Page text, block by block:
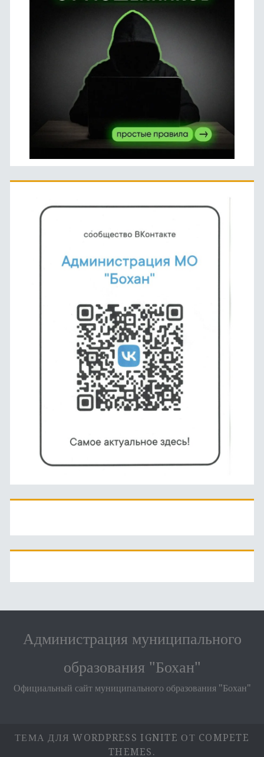
Администрация муниципального
образования "Бохан"
Официальный сайт муниципального образования "Бохан"
ТЕМА ДЛЯ WORDPRESS IGNITE ОТ COMPETE
THEMES.